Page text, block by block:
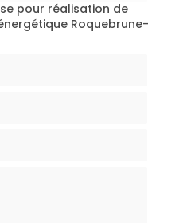
pour réalisation de
Roquebrune-